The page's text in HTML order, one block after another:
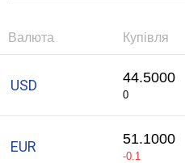
Питання банку
Відгуки
Валюта Купівля
USD 44.5000
0
EUR 51.1000
-0.1